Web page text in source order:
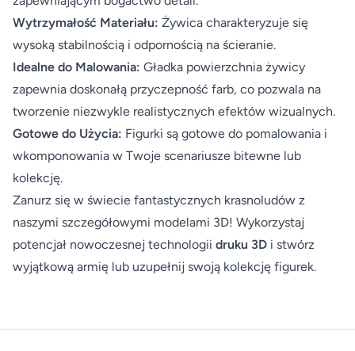
Wytrzymałość Materiału: Żywica charakteryzuje się
wysoką stabilnością i odpornością na ścieranie.
Idealne do Malowania: Gładka powierzchnia żywicy
zapewnia doskonałą przyczepność farb, co pozwala na
tworzenie niezwykle realistycznych efektów wizualnych.
Gotowe do Użycia: Figurki są gotowe do pomalowania i
wkomponowania w Twoje scenariusze bitewne lub
kolekcję.
Zanurz się w świecie fantastycznych krasnoludów z
naszymi szczegółowymi modelami 3D! Wykorzystaj
potencjał nowoczesnej technologii druku 3D i stwórz
wyjątkową armię lub uzupełnij swoją kolekcję figurek.